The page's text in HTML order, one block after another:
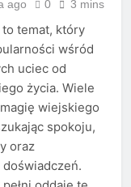
ago 0 3 mins
temat, który
wśród
uciec od
życia. Wiele
wiejskiego
spokoju,
oraz